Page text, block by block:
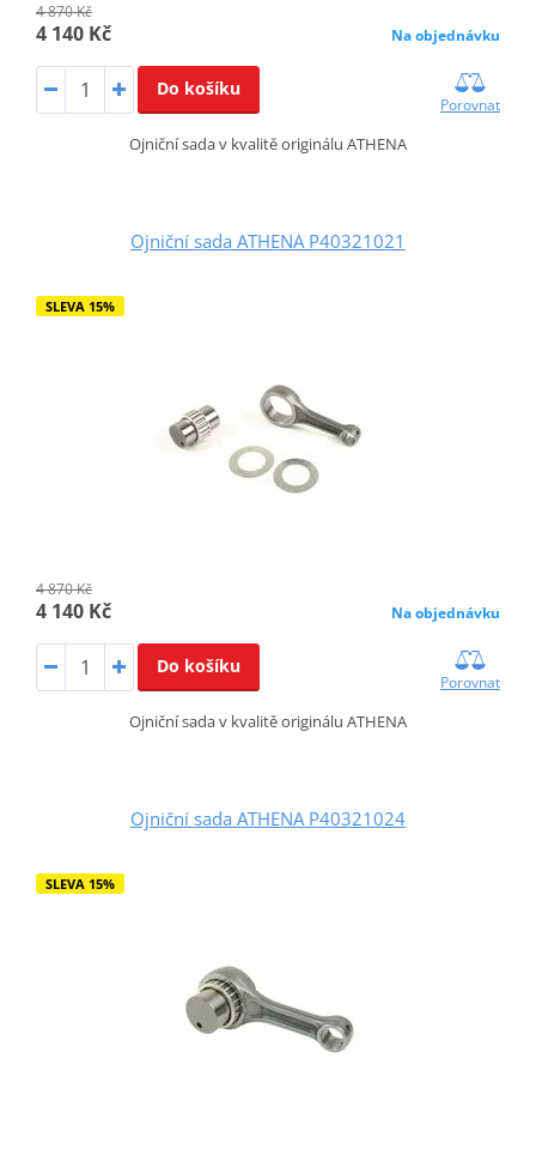
4 870 Kč
4 140 Kč Na objednávku
Do košíku
Porovnat
Ojniční sada v kvalitě originálu ATHENA
Ojniční sada ATHENA P40321021
SLEVA 15%
4 870 Kč
4 140 Kč Na objednávku
Do košíku
Porovnat
Ojniční sada v kvalitě originálu ATHENA
Ojniční sada ATHENA P40321024
SLEVA 15%